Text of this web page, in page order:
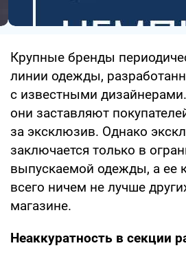
Крупные бренды
линии одежды,
с известными
они заставляют
за эксклюзив. Однако
заключается только в
выпускаемой одежды, а ее
всего ничем не лучше
магазине.
Неаккуратность в секции